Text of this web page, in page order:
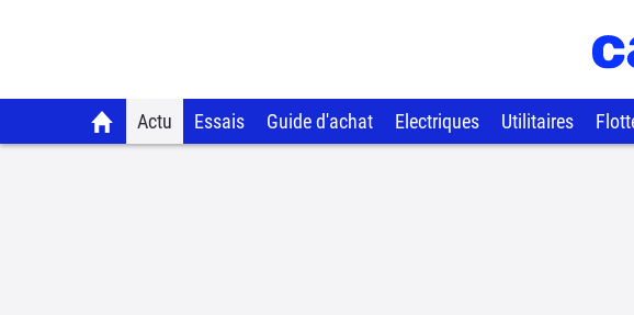
Actu Essais Guide d'achat Electriques Utilitaires